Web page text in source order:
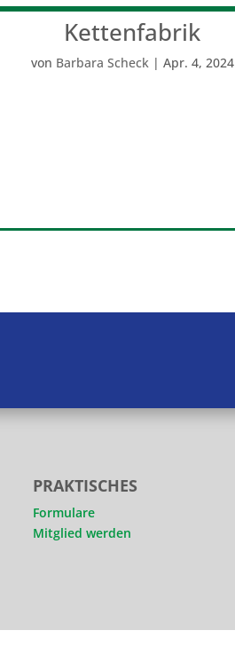
Kettenfabrik
von Barbara Scheck| Apr. 4, 2024
PRAKTISCHES
Formulare
Mitglied werden